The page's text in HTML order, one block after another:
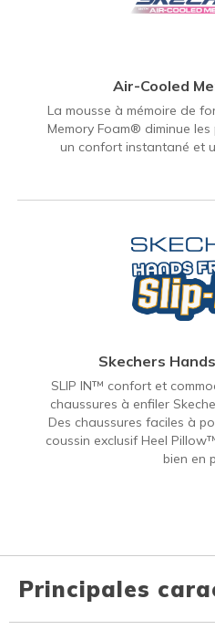
Air-Cooled
La mousse à mémoire de
Memory Foam® diminue
un confort instantané et
Skechers
SLIP IN™ confort et
chaussures à enfiler
Des chaussures faciles à
coussin exclusif Heel
bien en
Principales